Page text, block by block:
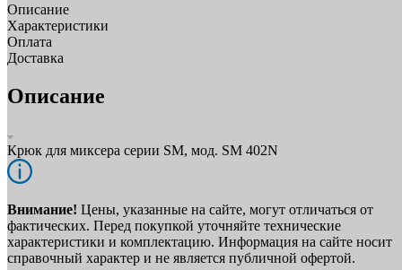
Описание
Характеристики
Оплата
Доставка
Описание
Крюк для миксера серии SM, мод. SM 402N
Внимание! Цены, указанные на сайте, могут отличаться от
фактических. Перед покупкой уточняйте технические
характеристики и комплектацию. Информация на сайте носит
справочный характер и не является публичной офертой.